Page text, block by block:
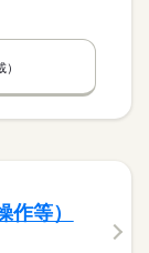
等）